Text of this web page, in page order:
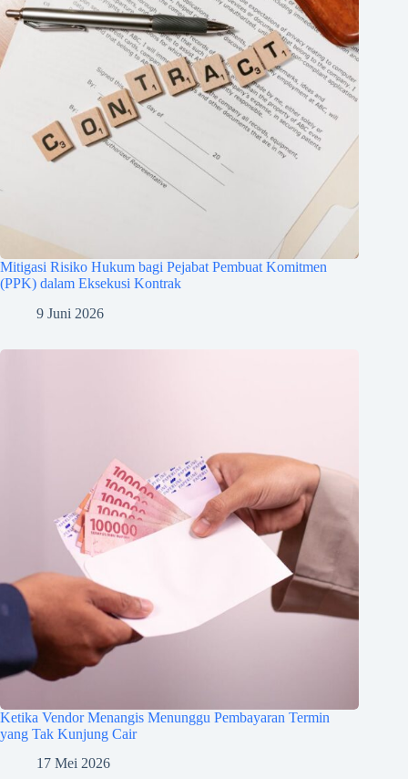
Mitigasi Risiko Hukum bagi Pejabat Pembuat Komitmen
(PPK) dalam Eksekusi Kontrak
9 Juni 2026
Ketika Vendor Menangis Menunggu Pembayaran Termin
yang Tak Kunjung Cair
17 Mei 2026